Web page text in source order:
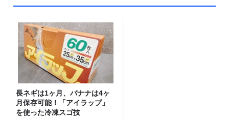
長ネギは1ヶ月、バナナは4ヶ
月保存可能！「アイラップ」
を使った冷凍スゴ技